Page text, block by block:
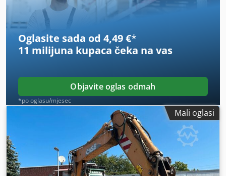
Tehničko stanje: vrlo dobro Vizualno stanje: vrlo dobro
Financijske informacije Cijena: Na upit Jamstvo Jamstvo: Iz
prve ruke, kompletna servisna povijest, odmah spremno za
rad! - 80 % gusjeničnog podvozja - Uključene 3 žlice: 1300
mm, 450 mm i 2000 mm žlica za jarak - Opcionalno s
Oglasite sada od 4,49 €*
11 milijuna kupaca čeka na vas
Objavite oglas odmah
*po oglasu/mjesec
Mali oglasi